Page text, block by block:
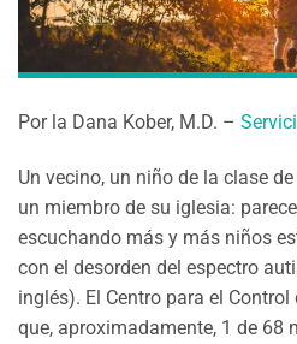
Por la Dana Kober, M.D. –
Un vecino, un niño de la clase
un miembro de su iglesia:
escuchando más y más niños
con el desorden del espectro
inglés). El Centro para el
que, aproximadamente, 1 de 68